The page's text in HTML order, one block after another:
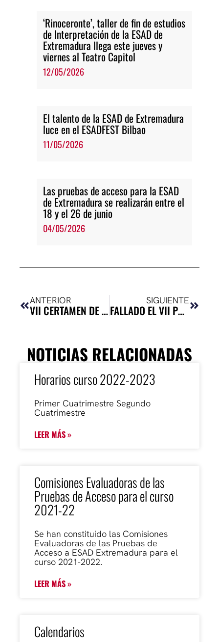
‘Rinoceronte’, taller de fin de estudios
de Interpretación de la ESAD de
Extremadura llega este jueves y
viernes al Teatro Capitol
12/05/2026
El talento de la ESAD de Extremadura
luce en el ESADFEST Bilbao
11/05/2026
Las pruebas de acceso para la ESAD
de Extremadura se realizarán entre el
18 y el 26 de junio
04/05/2026
ANTERIOR
VII CERTAMEN DE TEXTOS TEATRALES PARÁBASIS-PLAZA DEL ARTE
SIGUIENTE
FALLADO EL VII PREMIO TEATRAL PARÁBASIS-PLAZA DEL ARTE
NOTICIAS RELACIONADAS
Horarios curso 2022-2023
Primer Cuatrimestre Segundo
Cuatrimestre
LEER MÁS »
Comisiones Evaluadoras de las
Pruebas de Acceso para el curso
2021-22
Se han constituido las Comisiones
Evaluadoras de las Pruebas de
Acceso a ESAD Extremadura para el
curso 2021-2022.
LEER MÁS »
Calendarios